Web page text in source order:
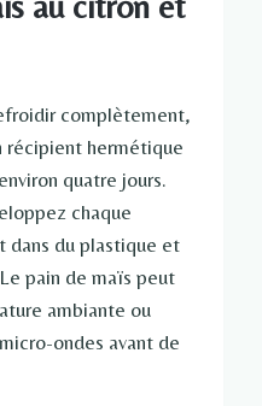
complètement,
récipient hermétique
quatre jours.
chaque
dans du plastique et
pain de maïs peut
ambiante ou
ondes avant de